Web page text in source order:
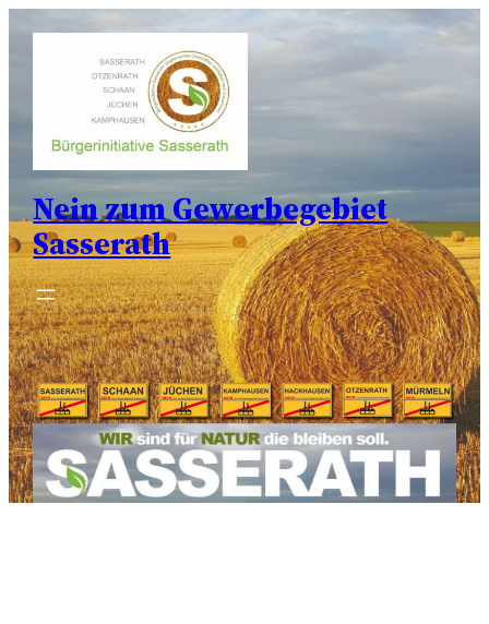
Nein zum Gewerbegebiet
Sasserath